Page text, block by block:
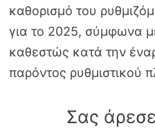
καθορισμό του
για το 2025, σύμφωνα
καθεστώς κατά την
παρόντος ρυθμιστικού
Σας